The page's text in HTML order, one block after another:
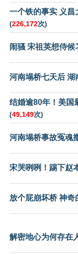
一个铁的事实 义昌
(226,172次)
闹骚 宋祖英想侍候
河南塌桥七天后 湖
结婚逾80年！美国
(49,149次)
河南塌桥事故冤魂
宋哭咧咧！踢下赵
放个屁崩坏桥 神奇
解密地心为何存在